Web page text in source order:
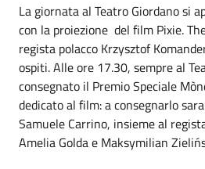
La giornata al Teatro Giordano si
con la proiezione del film Pixie.
regista polacco Krzysztof
ospiti. Alle ore 17.30, sempre al
consegnato il Premio Speciale
dedicato al film: a consegnarlo
Samuele Carrino, insieme al
Amelia Golda e Maksymilian